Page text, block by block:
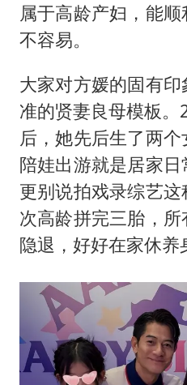
属于高龄产妇，能
不容易。
大家对方媛的固有
准的贤妻良母模板
后，她先后生了两
陪娃出游就是居家日
更别说拍戏录综艺
次高龄拼完三胎，
隐退，好好在家休养